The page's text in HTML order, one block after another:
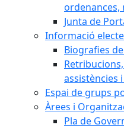
ordenances,
Junta de
Informació
Biografies
assistències
Espai de grups
Àrees i
Pla de